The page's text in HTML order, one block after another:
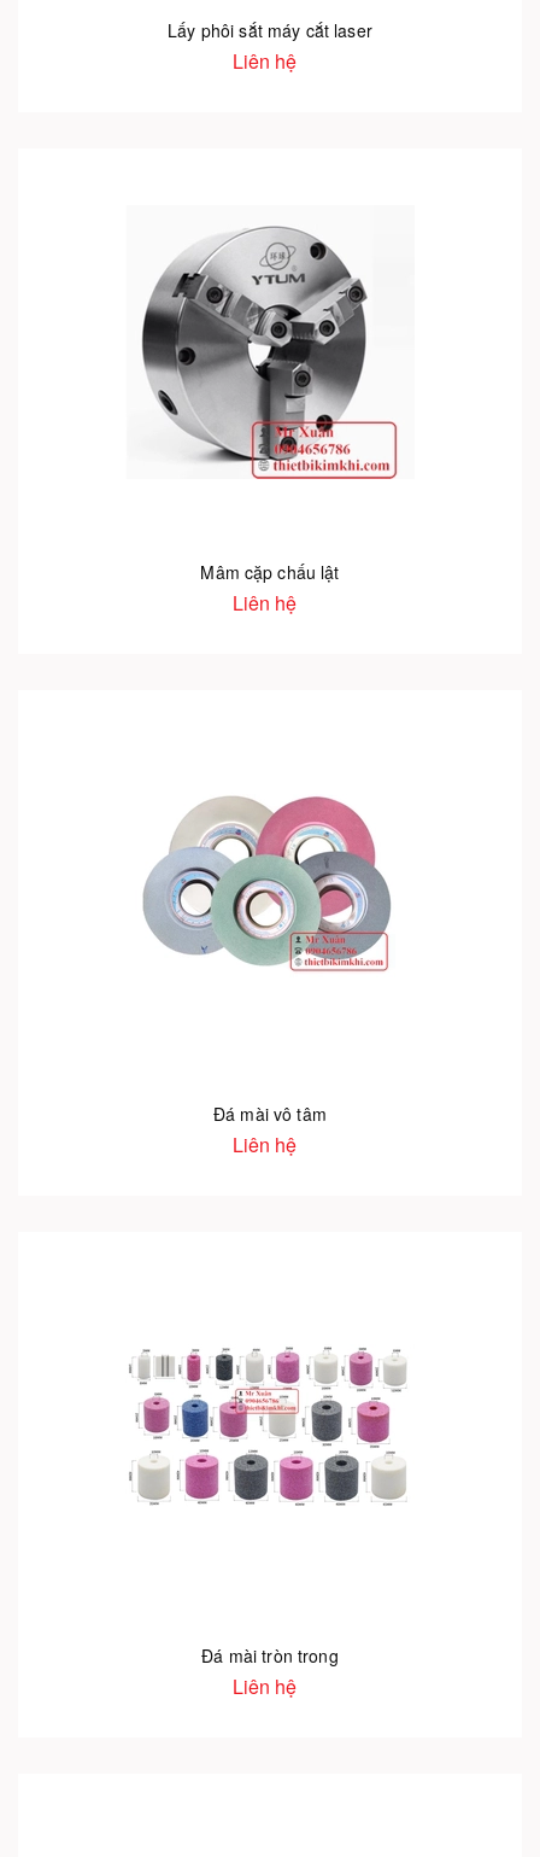
Lấy phôi sắt máy cắt laser
Liên hệ
Mâm cặp chấu lật
Liên hệ
Đá mài vô tâm
Liên hệ
Đá mài tròn trong
Liên hệ